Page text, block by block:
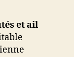
et ail